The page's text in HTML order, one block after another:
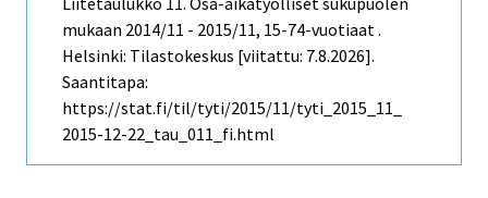
mukaan 2014/11 - 2015/11, 15-74-vuotiaat .
Helsinki: Tilastokeskus [viitattu: 7.8.2026].
Saantitapa:
https://stat.fi/til/tyti/2015/11/tyti_2015_11_
2015-12-22_tau_011_fi.html